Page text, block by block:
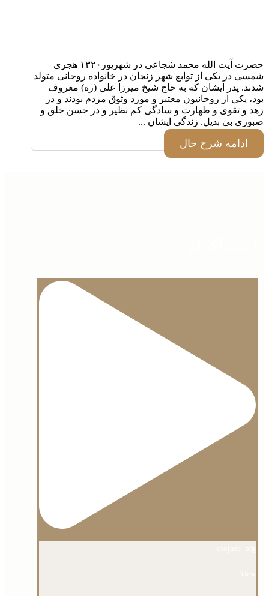
حضرت آیت الله محمد شجاعی در شهریور۱۳۲۰ هجری
شمسی در یکی از توابع شهر زنجان در خانواده روحانی متولد
شدند. پدر ایشان که به حاج شیخ میرزا علی (ره) معروف
بود، یکی از روحانیون معتبر و مورد وثوق مردم بودند و در
زهد و تقوی و طهارت و سادگی کم نظیر و در حسن خلق و
صبوری بی بدیل. زندگی ایشان ...
ادامه شرح حال